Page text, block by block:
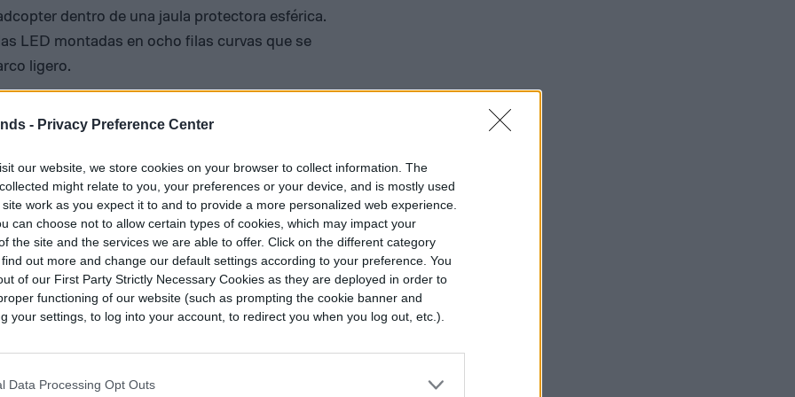
- Privacy Preference Center
our website, we store cookies on your browser to collect information. The
might relate to you, your preferences or your device, and is mostly used
work as you expect it to and to provide a more personalized web experience.
can choose not to allow certain types of cookies, which may impact your
the site and the services we are able to offer. Click on the different category
out more and change our default settings according to your preference. You
of our First Party Strictly Necessary Cookies as they are deployed in order to
functioning of our website (such as prompting the cookie banner and
your settings, to log into your account, to redirect you when you log out, etc.).
Data Processing Opt Outs
dentro de una jaula protectora esférica.
LED montadas en ocho filas curvas que se
ligero.
marco con las LED gira rápidamente, lo que
posterior que crea la ilusión de una esfera
la computadora a bordo para que
por ejemplo, una ilustración o un mensaje.
desafíos mientras construía la máquina,
aire de la pantalla giratoria no interfiera con
el marco lo más ligero posible para reducir la
hueca que no sólo es muy ligera, sino
reducir la resistencia y dar una mayor